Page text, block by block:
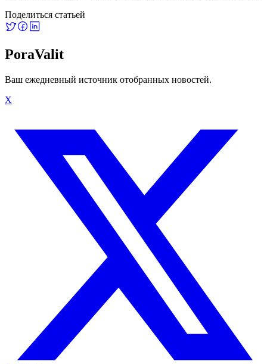
Поделиться статьей
PoraValit
Ваш ежедневный источник отобранных новостей.
X